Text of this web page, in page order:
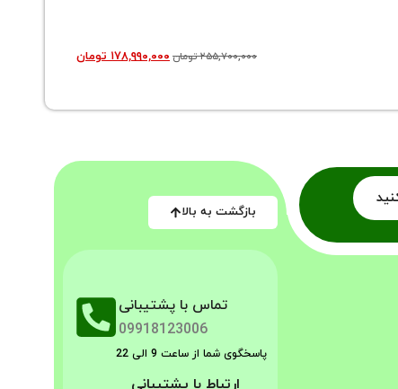
۲۵۵,۷۰۰,۰۰۰تومان۱۷۸,۹۹۰,۰۰۰ تومان
بازگشت به بالا
تماس با پشتیبانی
09918123006
پاسخگوی شما از ساعت 9 الی 22
ارتباط با پشتیبانی